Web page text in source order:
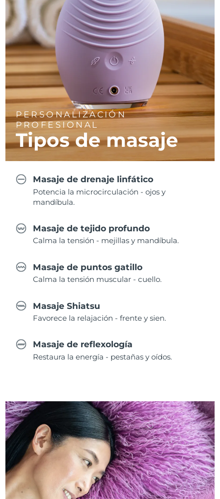
PERSONALIZACIÓN
PROFESIONAL
Tipos de masaje
Masaje de drenaje linfático
Potencia la microcirculación - ojos y
mandíbula.
Masaje de tejido profundo
Calma la tensión - mejillas y mandíbula.
Masaje de puntos gatillo
Calma la tensión muscular - cuello.
Masaje Shiatsu
Favorece la relajación - frente y sien.
Masaje de reflexología
Restaura la energía - pestañas y oídos.